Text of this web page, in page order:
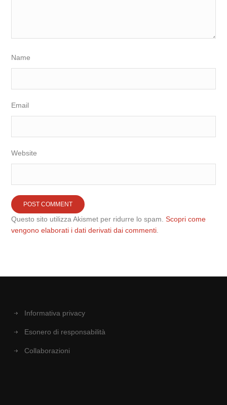
Name
Email
Website
Questo sito utilizza Akismet per ridurre lo spam.Scopri come
vengono elaborati i dati derivati dai commenti
Informativa privacy
Esonero di responsabilità
Collaborazioni